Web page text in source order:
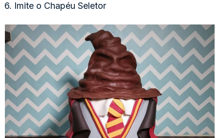
6. Imite o Chapéu Seletor